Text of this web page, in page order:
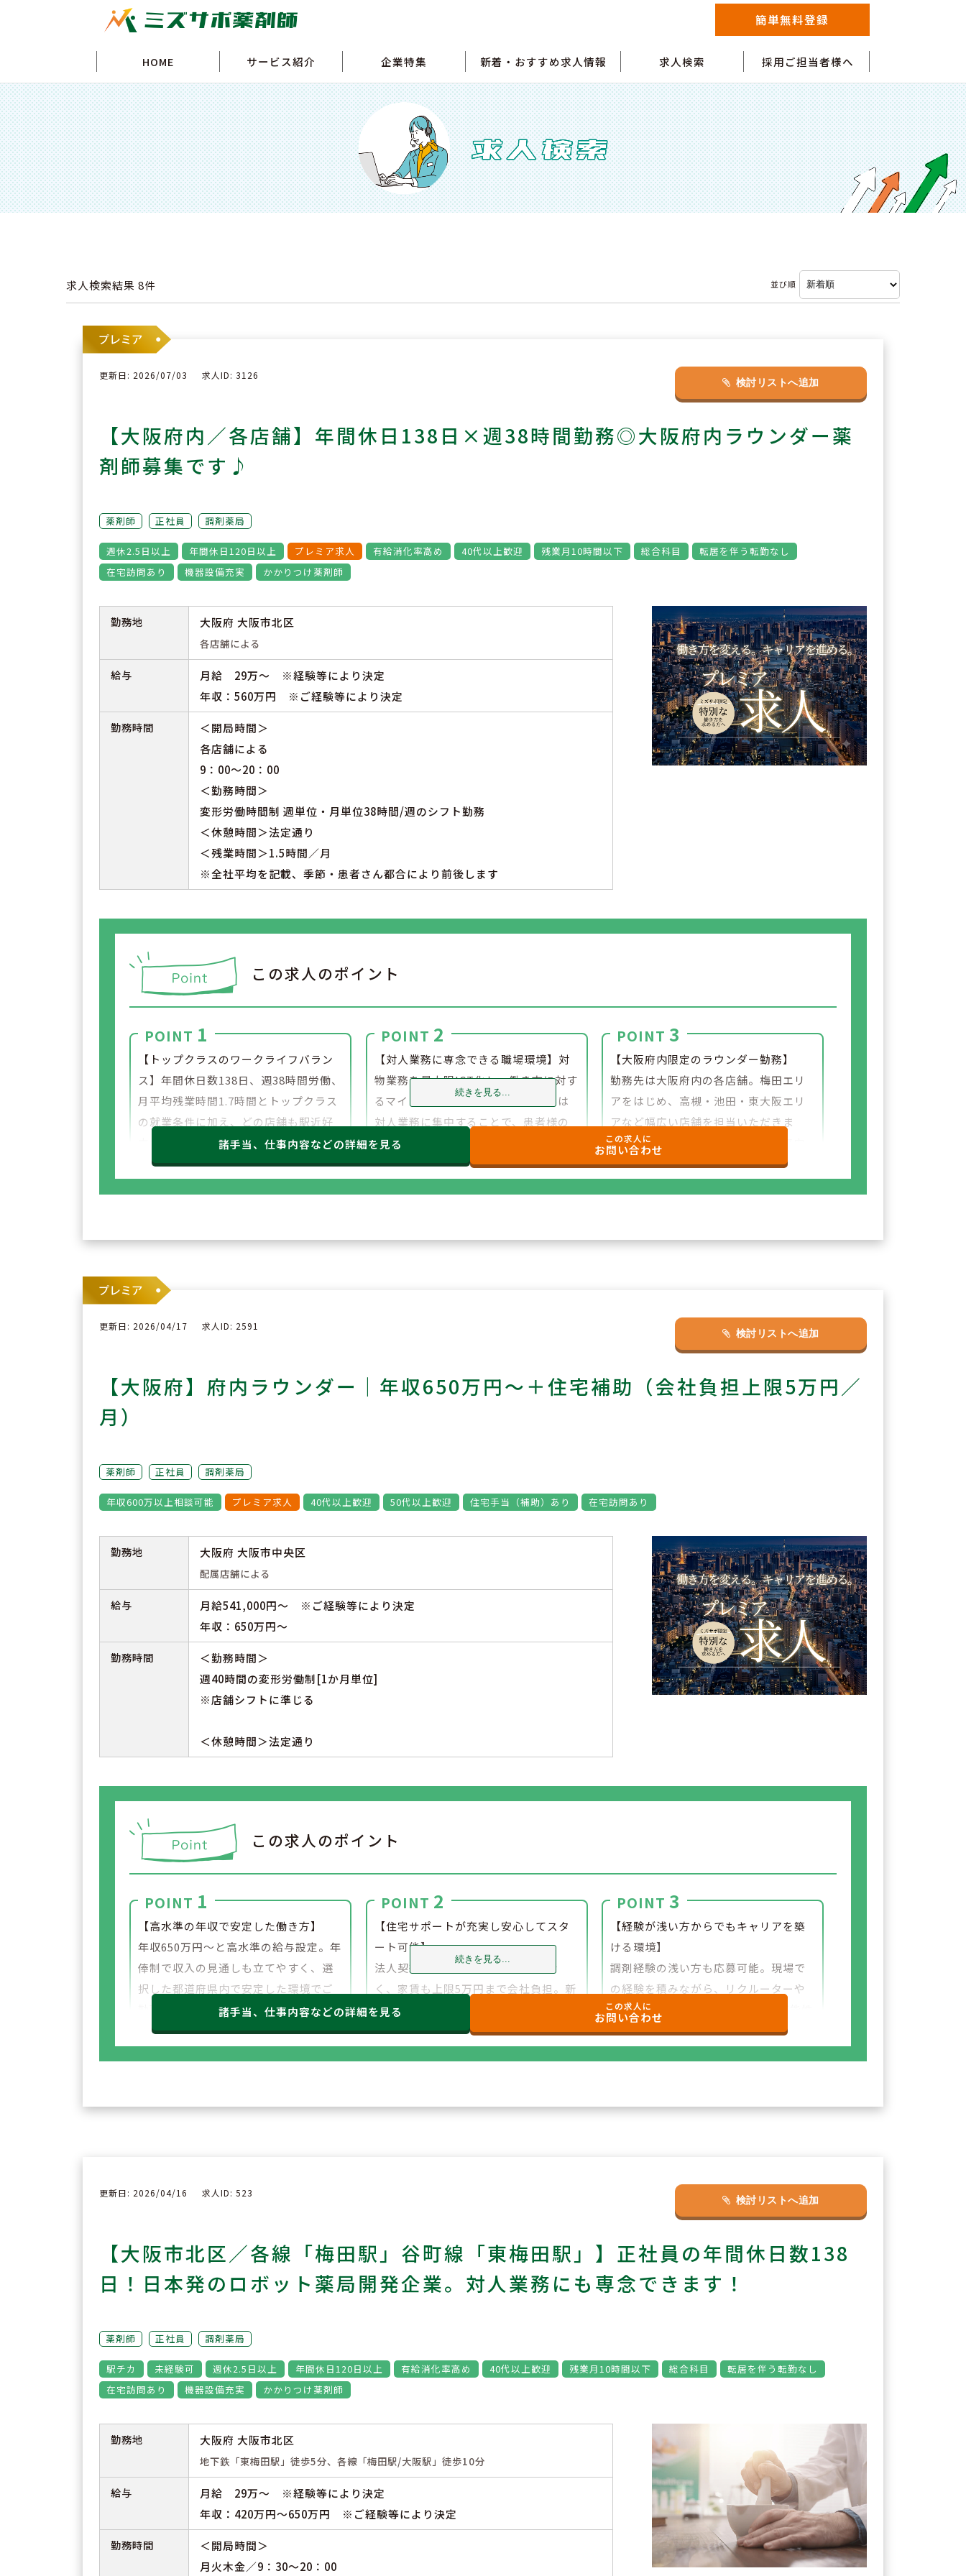
簡単無料登録
HOME サービス紹介 企業特集 新着・おすすめ求人情報 求人検索 採用ご担当者様へ
求人検索結果 8件 並び順
更新日: 2026/07/03 求人ID: 3126
検討リストへ追加
【大阪府内／各店舗】年間休日138日×週38時間勤務◎大阪府内ラウンダー薬
剤師募集です♪
薬剤師 正社員 調剤薬局
週休2.5日以上 年間休日120日以上 プレミア求人 有給消化率高め 40代以上歓迎 残業月10時間以下 総合科目
転居を伴う転勤なし
在宅訪問あり
機器設備充実 かかりつけ薬剤師
勤務地 大阪府 大阪市北区
各店舗による
給与
月給 29万～ ※経験等により決定
年収：560万円 ※ご経験等により決定
勤務時間
＜開局時間＞
各店舗による
9：00～20：00
＜勤務時間＞
変形労働時間制 週単位・月単位38時間/週のシフト勤務
＜休憩時間＞法定通り
＜残業時間＞1.5時間／月
※全社平均を記載、季節・患者さん都合により前後します
この求人のポイント
POINT 1
【トップクラスのワークライフバラン
ス】年間休日数138日、週38時間労働、
月平均残業時間1.7時間とトップクラス
の就業条件に加え、どの店舗も駅近好
立地。転居の心配もなく就業が可能で
す。
POINT 2
【対人業務に専念できる職場環境】対
物業務を最大限ICT化し、働き方に対す
るマインドも最先端に。薬剤師さんは
対人業務に集中することで、患者様の
「真のお困りごと」の解決に向けて業
務を行うことができます。
POINT 3
【大阪府内限定のラウンダー勤務】
勤務先は大阪府内の各店舗。梅田エリ
アをはじめ、高槻・池田・東大阪エリ
アなど幅広い店舗を担当いただきま
す。転居を伴う異動はなく、大阪府内
で幅広い経験を積める環境です。
続きを見る...
諸手当、仕事内容などの詳細を見る この求人に
お問い合わせ
更新日: 2026/04/17 求人ID: 2591
検討リストへ追加
【大阪府】府内ラウンダー｜年収650万円～＋住宅補助（会社負担上限5万円／
月）
薬剤師 正社員 調剤薬局
年収600万以上相談可能 プレミア求人 40代以上歓迎 50代以上歓迎 住宅手当（補助）あり 在宅訪問あり
勤務地 大阪府 大阪市中央区
配属店舗による
給与
月給541,000円～ ※ご経験等により決定
年収：650万円～
勤務時間
＜勤務時間＞
週40時間の変形労働制[1か月単位]
※店舗シフトに準じる
＜休憩時間＞法定通り
この求人のポイント
POINT 1
【高水準の年収で安定した働き方】
年収650万円～と高水準の給与設定。年
俸制で収入の見通しも立てやすく、選
択した都道府県内で安定した環境でご
勤務いただけます。
POINT 2
【住宅サポートが充実し安心してスタ
ート可能】
法人契約により初期費用の負担がな
く、家賃も上限5万円まで会社負担。新
たな環境でも安心して勤務を開始でき
ます。
POINT 3
【経験が浅い方からでもキャリアを築
ける環境】
調剤経験の浅い方も応募可能。現場で
の経験を積みながら、リクルーターや
研修など＋αの業務チャレンジの可能性
もございます。
続きを見る...
諸手当、仕事内容などの詳細を見る この求人に
お問い合わせ
更新日: 2026/04/16 求人ID: 523
検討リストへ追加
【大阪市北区／各線「梅田駅」谷町線「東梅田駅」】正社員の年間休日数138
日！日本発のロボット薬局開発企業。対人業務にも専念できます！
薬剤師 正社員 調剤薬局
駅チカ 未経験可 週休2.5日以上 年間休日120日以上 有給消化率高め 40代以上歓迎 残業月10時間以下 総合科目
転居を伴う転勤なし
在宅訪問あり
機器設備充実 かかりつけ薬剤師
勤務地 大阪府 大阪市北区
地下鉄「東梅田駅」徒歩5分、各線「梅田駅/大阪駅」徒歩10分
給与
月給 29万～ ※経験等により決定
年収：420万円～650万円 ※ご経験等により決定
勤務時間
＜開局時間＞
月火木金／9：30～20：00